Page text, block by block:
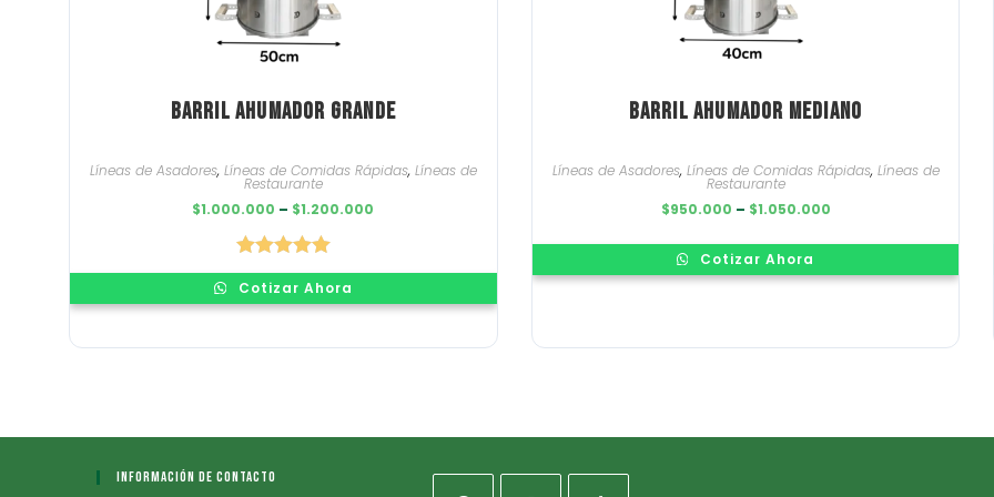
Barril Ahumador Grande
Líneas de Asadores, Líneas de Comidas Rápidas, Líneas de
Restaurante
$1.000.000 – $1.200.000
$1.200.000
Valorado en
5.00 de 5
Cotizar Ahora
Barril Ahumador Mediano
Líneas de Asadores, Líneas de Comidas Rápidas, Líneas de
Restaurante
$950.000 – $1.050.000Price
Cotizar Ahora
Información De Contacto